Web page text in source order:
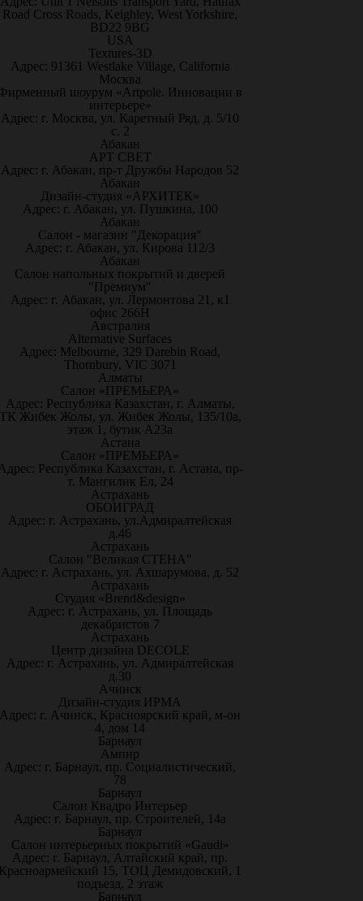
Road Cross Roads, Keighley, West Yorkshire,
BD22 9BG
USA
Textures-3D
Адрес: 91361 Westlake Village, California
Москва
шоурум «Artpole. Инновации в
интерьере»
Адрес: г. Москва, ул. Каретный Ряд, д. 5/10
с. 2
Абакан
АРТ СВЕТ
Адрес: г. Абакан, пр-т Дружбы Народов 52
Абакан
Дизайн-студия «АРХИТЕК»
Адрес: г. Абакан, ул. Пушкина, 100
Абакан
Салон - магазин "Декорация"
Адрес: г. Абакан, ул. Кирова 112/3
Абакан
Салон напольных покрытий и дверей
"Премиум"
Адрес: г. Абакан, ул. Лермонтова 21, к1
офис 266Н
Австралия
Alternative Surfaces
Адрес: Melbourne, 329 Darebin Road,
Thornbury, VIC 3071
Алматы
Салон «ПРЕМЬЕРА»
Адрес: Республика Казахстан, г. Алматы,
Жибек Жолы, ул. Жибек Жолы, 135/10а,
этаж 1, бутик А23а
Астана
Салон «ПРЕМЬЕРА»
Республика Казахстан, г. Астана, пр-
т. Мангилик Ел, 24
Астрахань
ОБОИГРАД
Адрес: г. Астрахань, ул.Адмиралтейская
д.46
Астрахань
Салон "Великая СТЕНА"
Адрес: г. Астрахань, ул. Ахшарумова, д. 52
Астрахань
Студия «Brend&design»
Адрес: г. Астрахань, ул. Площадь
декабристов 7
Астрахань
Центр дизайна DECOLE
Адрес: г. Астрахань, ул. Адмиралтейская
д.30
Ачинск
Дизайн-студия ИРМА
Адрес: г. Ачинск, Красноярский край, м-он
4, дом 14
Барнаул
Ампир
Адрес: г. Барнаул, пр. Социалистический,
78
Барнаул
Салон Квадро Интерьер
Адрес: г. Барнаул, пр. Строителей, 14а
Барнаул
Салон интерьерных покрытий «Gaudi»
Адрес: г. Барнаул, Алтайский край, пр.
15, ТОЦ Демидовский, 1
подъезд, 2 этаж
Барнаул